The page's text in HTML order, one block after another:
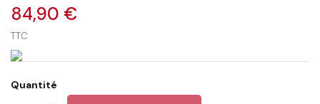
84,90 €
TTC
Quantité